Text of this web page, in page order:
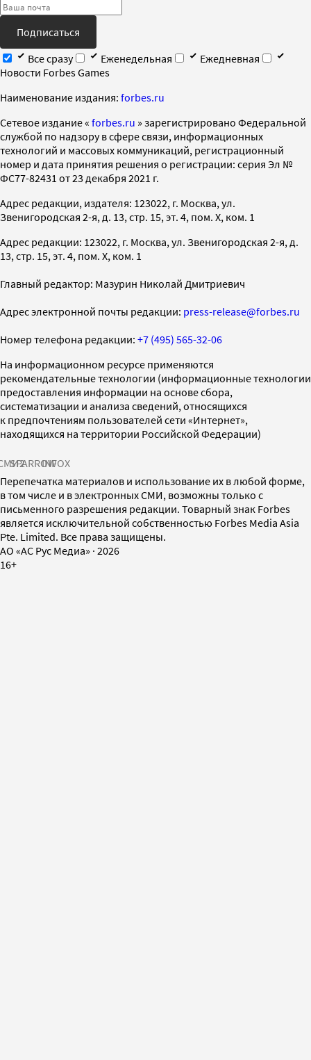
Подписаться
Все сразу
Еженедельная
Ежедневная
Новости Forbes Games
Наименование издания: forbes.ru
Cетевое издание « forbes.ru » зарегистрировано Федеральной
службой по надзору в сфере связи, информационных
технологий и массовых коммуникаций, регистрационный
номер и дата принятия решения о регистрации: серия Эл №
ФС77-82431 от 23 декабря 2021 г.
Адрес редакции, издателя: 123022, г. Москва, ул.
Звенигородская 2-я, д. 13, стр. 15, эт. 4, пом. X, ком. 1
Адрес редакции: 123022, г. Москва, ул. Звенигородская 2-я, д.
13, стр. 15, эт. 4, пом. X, ком. 1
Главный редактор: Мазурин Николай Дмитриевич
Адрес электронной почты редакции: press-release@forbes.ru
Номер телефона редакции: +7 (495) 565-32-06
На информационном ресурсе применяются
рекомендательные технологии (информационные технологии
предоставления информации на основе сбора,
систематизации и анализа сведений, относящихся
к предпочтениям пользователей сети «Интернет»,
находящихся на территории Российской Федерации)
SPARROWINFOX
Перепечатка материалов и использование их в любой форме,
в том числе и в электронных СМИ, возможны только с
письменного разрешения редакции. Товарный знак Forbes
является исключительной собственностью Forbes Media Asia
Pte. Limited. Все права защищены.
AO «АС Рус Медиа» · 2026
16+